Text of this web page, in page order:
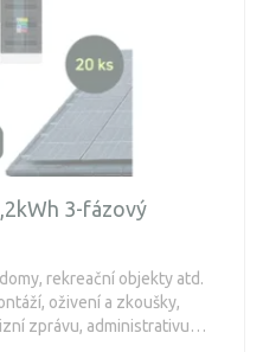
3-fázový
rekreační objekty atd.
oživení a zkoušky,
zprávu, administrativu